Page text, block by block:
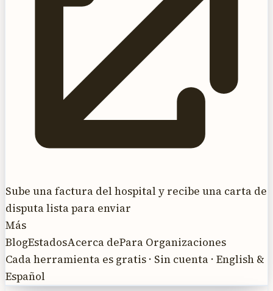
Sube una factura del hospital y recibe una carta de
disputa lista para enviar
Más
BlogEstadosAcerca dePara Organizaciones
Cada herramienta es gratis · Sin cuenta · English &
Español